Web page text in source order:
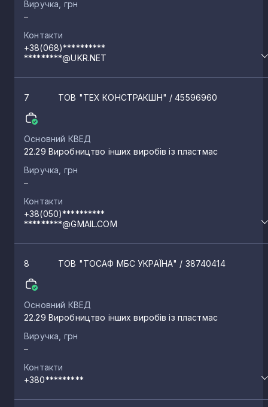
Виручка, грн
–
Контакти
+38(068)**********
*********@UKR.NET
7 ТОВ "ТЕХ КОНСТРАКШН" / 45596960
Основний КВЕД
22.29 Виробництво інших виробів із пластмас
Виручка, грн
–
Контакти
+38(050)**********
*********@GMAIL.COM
8 ТОВ "ТОСАФ МБС УКРАЇНА" / 38740414
Основний КВЕД
22.29 Виробництво інших виробів із пластмас
Виручка, грн
–
Контакти
+380*********